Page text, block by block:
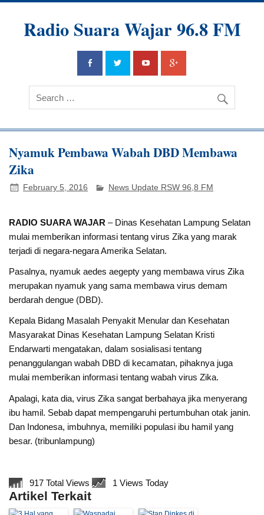
Radio Suara Wajar 96.8 FM
Nyamuk Pembawa Wabah DBD Membawa
Zika
February 5, 2016 News Update RSW 96,8 FM
RADIO SUARA WAJAR – Dinas Kesehatan Lampung Selatan
mulai memberikan informasi tentang virus Zika yang marak
terjadi di negara-negara Amerika Selatan.
Pasalnya, nyamuk aedes aegepty yang membawa virus Zika
merupakan nyamuk yang sama membawa virus demam
berdarah dengue (DBD).
Kepala Bidang Masalah Penyakit Menular dan Kesehatan
Masyarakat Dinas Kesehatan Lampung Selatan Kristi
Endarwarti mengatakan, dalam sosialisasi tentang
penanggulangan wabah DBD di kecamatan, pihaknya juga
mulai memberikan informasi tentang wabah virus Zika.
Apalagi, kata dia, virus Zika sangat berbahaya jika menyerang
ibu hamil. Sebab dapat mempengaruhi pertumbuhan otak janin.
Dan Indonesa, imbuhnya, memiliki populasi ibu hamil yang
besar. (tribunlampung)
917 Total Views 1 Views Today
Artikel Terkait